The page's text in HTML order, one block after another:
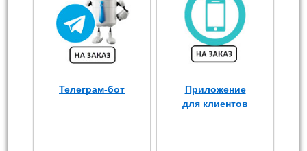
Телеграм-бот
Приложение
для клиентов